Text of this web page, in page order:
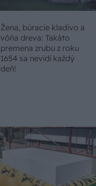
Žena, búracie kladivo a
vôňa dreva: Takáto
premena zrubu z roku
1654 sa nevidí každý
deň!